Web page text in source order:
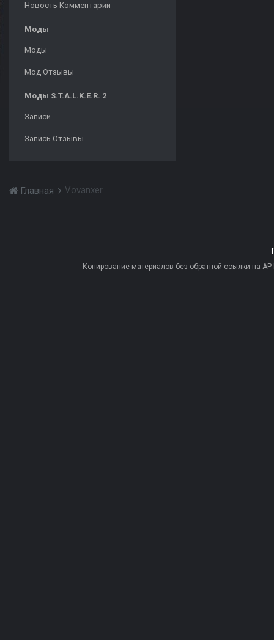
Новость Комментарии
Моды
Моды
Мод Отзывы
Моды S.T.A.L.K.E.R. 2
Записи
Запись Отзывы
Главная Vovanxer
Копирование материалов без обратной ссылки на